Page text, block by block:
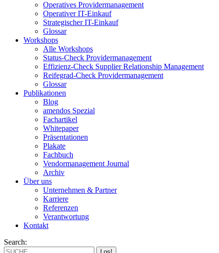
Operatives Providermanagement
Operativer IT-Einkauf
Strategischer IT-Einkauf
Glossar
Workshops
Alle Workshops
Status-Check Providermanagement
Effizienz-Check Supplier Relationship Management
Reifegrad-Check Providermanagement
Glossar
Publikationen
Blog
amendos Spezial
Fachartikel
Whitepaper
Präsentationen
Plakate
Fachbuch
Vendormanagement Journal
Archiv
Über uns
Unternehmen & Partner
Karriere
Referenzen
Verantwortung
Kontakt
Search: